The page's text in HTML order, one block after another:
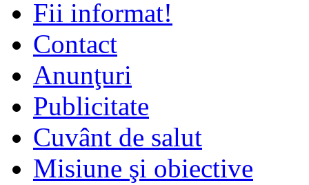
Fii informat!
Contact
Anunţuri
Publicitate
Cuvânt de salut
Misiune şi obiective